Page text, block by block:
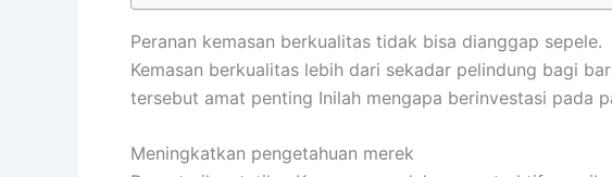
Peranan kemasan berkualitas tidak bisa dianggap sepele.
Kemasan berkualitas lebih dari sekadar pelindung bagi
tersebut amat penting Inilah mengapa berinvestasi pada
Meningkatkan pengetahuan merek